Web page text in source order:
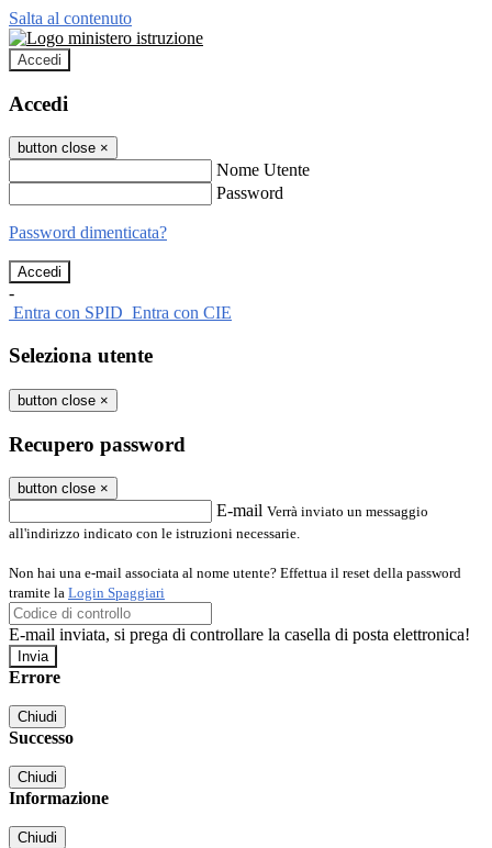
Salta al contenuto
Accedi
Accedi
button close ×
Nome Utente
Password
Password dimenticata?
-
Entra con SPID Entra con CIE
Seleziona utente
button close ×
Recupero password
button close ×
E-mail Verrà inviato un messaggio
all'indirizzo indicato con le istruzioni necessarie.
Non hai una e-mail associata al nome utente? Effettua il reset della password
tramite la Login Spaggiari
E-mail inviata, si prega di controllare la casella di posta elettronica!
Errore
Chiudi
Successo
Chiudi
Informazione
Chiudi